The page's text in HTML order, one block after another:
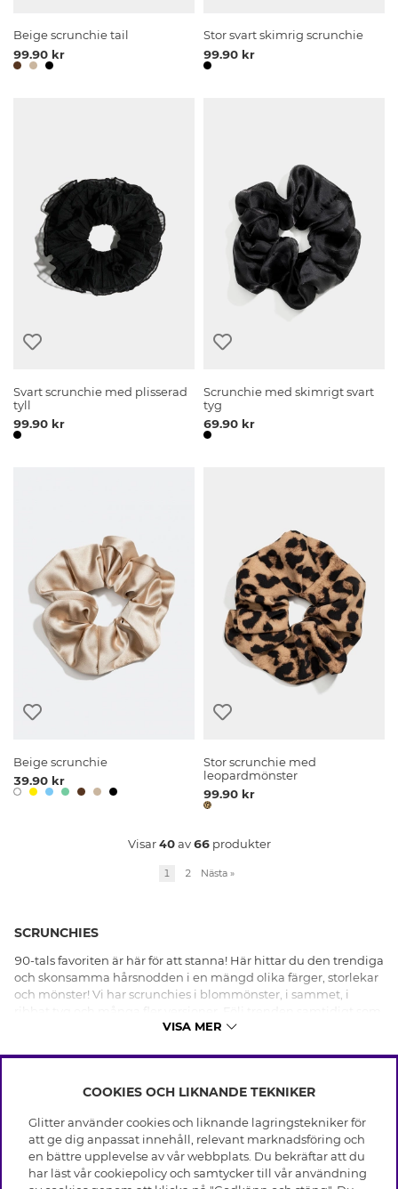
Beige scrunchie tail
99.90 kr
Stor svart skimrig scrunchie
99.90 kr
Svart scrunchie med plisserad
tyll
99.90 kr
Scrunchie med skimrigt svart
tyg
69.90 kr
Beige scrunchie
39.90 kr
Stor scrunchie med
leopardmönster
99.90 kr
Visar40av66produkter
1 2 Nästa »
SCRUNCHIES
90-tals favoriten är här för att stanna! Här hittar du den trendiga
och skonsamma hårsnodden i en mängd olika färger, storlekar
och mönster! Vi har scrunchies i blommönster, i sammet, i
du är snäll med ditt hår - Shoppa scrunchies hos oss idag.
VISA MER
INFO
Leverans
Villkor
Integritetspolicy
OM GLITTER
Black Friday
COOKIES OCH LIKNANDE TEKNIKER
Glitter använder cookies och liknande lagringstekniker för
att ge dig anpassat innehåll, relevant marknadsföring och
en bättre upplevelse av vår webbplats. Du bekräftar att du
har läst vår cookiepolicy och samtycker till vår användning